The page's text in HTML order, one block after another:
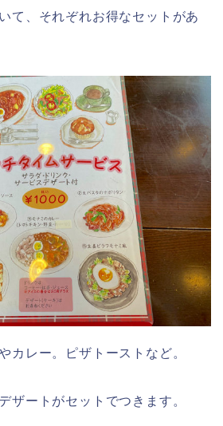
て、それぞれお得なセットがあ
カレー。ピザトーストなど。
ザートがセットでつきます。